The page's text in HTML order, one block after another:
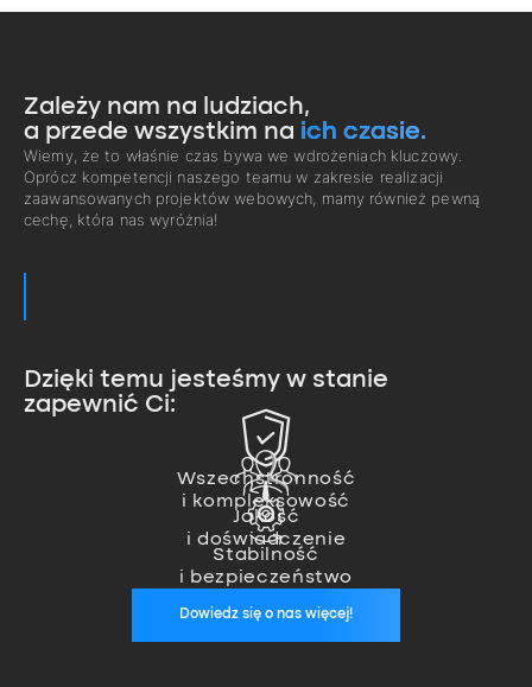
Zależy nam na ludziach,
a przede wszystkim na ich czasie.
Wiemy, że to właśnie czas bywa we wdrożeniach kluczowy.
Oprócz kompetencji naszego teamu w zakresie realizacji
zaawansowanych projektów webowych, mamy również pewną
cechę, która nas wyróżnia!
Dzięki temu jesteśmy w stanie
zapewnić Ci:
Wszechstronność
i kompleksowość
Zajmujemy się pełną realizacją
projektu od pomysłu, przez
wykonanie, aż po wdrożenie.
Jakość
i doświadczenie
Nasz team ekspertów pozwala
nam na realizację nawet
najbardziej zaawansowanych
projektów.
Stabilność
i bezpieczeństwo
Jesteśmy zawsze, kiedy nas
potrzebujesz. Zapewniamy stałą
opiekę wykwalifikowanego
specjalisty, który zadba o
stabilność Twoich aplikacji.
Dowiedz się o nas więcej!